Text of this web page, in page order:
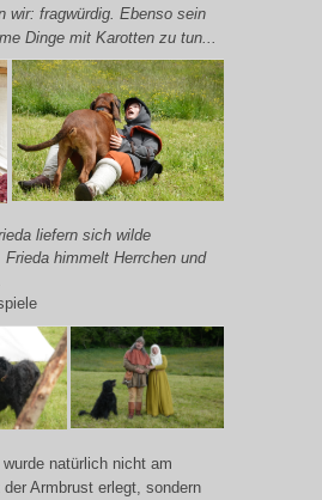
wir: fragwürdig. Ebenso sein
Dinge mit Karotten zu tun...
liefern sich wilde
Frieda himmelt Herrchen und
natürlich nicht am
Armbrust erlegt, sondern